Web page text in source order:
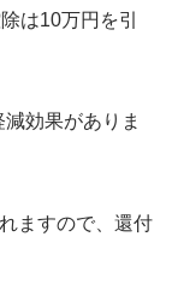
は10万円を引
効果がありま
ますので、還付